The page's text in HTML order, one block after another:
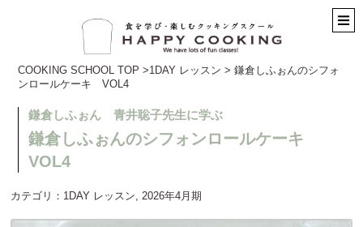
COOKING SCHOOL TOP >1DAY レッスン > 鎌倉しふぉんのシフォ
ンロールケーキ VOL4
鎌倉しふぉん 青井聡子先生に学ぶ
鎌倉しふぉんのシフォンロールケーキ
VOL4
カテゴリ： 1DAY レッスン,2026年4月期